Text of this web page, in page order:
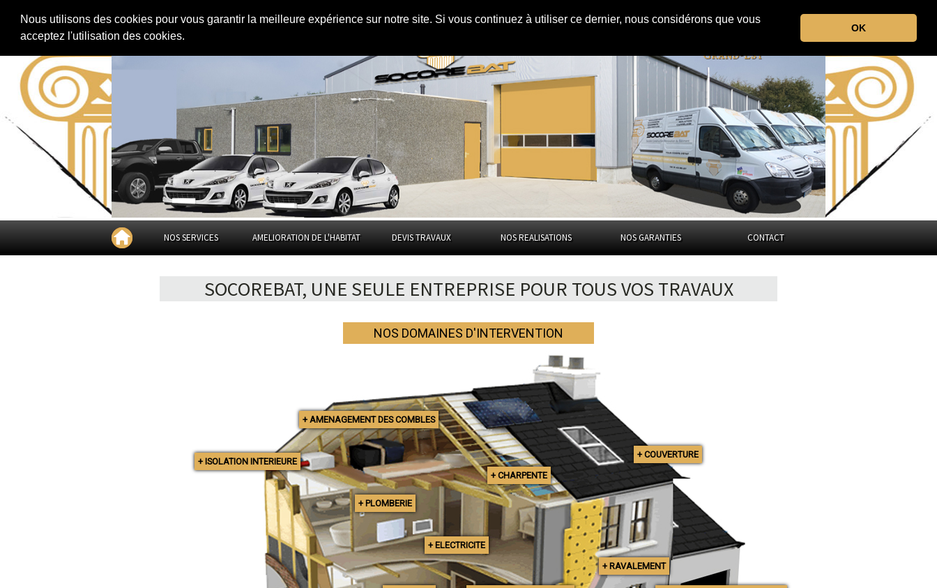
Nous utilisons des cookies pour vous garantir la meilleure expérience sur notre site. Si vous continuez à utiliser ce dernier, nous considérons que vous
acceptez l'utilisation des cookies.
OK
EXTENSION DE MAISON RÉNOVATION DE MAISON AMÉNAGEMENT DES COMBLES
Grand-Est
NOS SERVICES AMELIORATION DE L'HABITAT DEVIS TRAVAUX NOS REALISATIONS NOS GARANTIES CONTACT
SOCOREBAT, UNE SEULE ENTREPRISE POUR TOUS VOS TRAVAUX
NOS DOMAINES D'INTERVENTION
+ AMENAGEMENT DES COMBLES
+ ISOLATION INTERIEURE
+ CHARPENTE
+ COUVERTURE
+ RAVALEMENT
+ PLOMBERIE
+ ELECTRICITE